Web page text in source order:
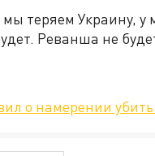
теряем Украину,
Реванша не
о намерении